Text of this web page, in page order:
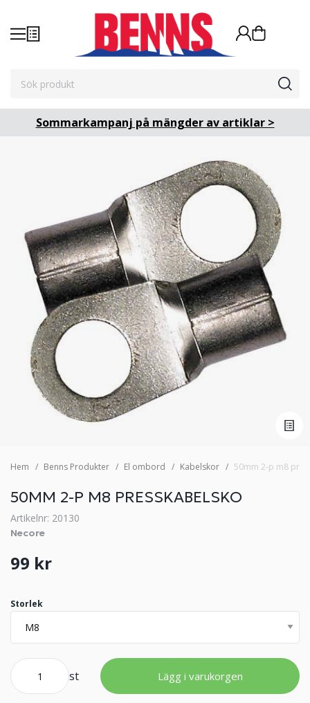
Sommarkampanj på mängder av artiklar >
Hem Benns Produkter El ombord Kabelskor 50mm 2-p m8
50MM 2-P M8 PRESSKABELSKO
Artikelnr: 20130
Necore
99 kr
Storlek
st Lägg i varukorgen